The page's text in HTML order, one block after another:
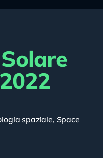
spaziale, Space